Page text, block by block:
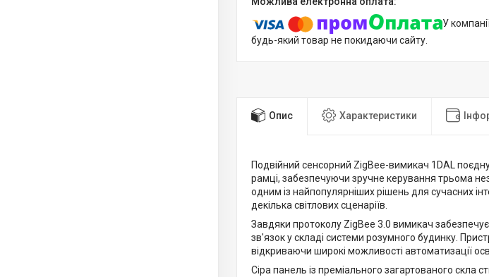
У
будь-який товар не покидаючи сайту.
Опис Характеристики
Подвійний сенсорний ZigBee-вимикач 1DAL
рамці, забезпечуючи зручне керування трьома
одним із найпопулярніших рішень для сучасних
декілька світлових сценаріїв.
Завдяки протоколу ZigBee 3.0 вимикач
зв'язок у складі системи розумного будинку.
відкриваючи широкі можливості автоматизації
Сіра панель із преміального загартованого скла